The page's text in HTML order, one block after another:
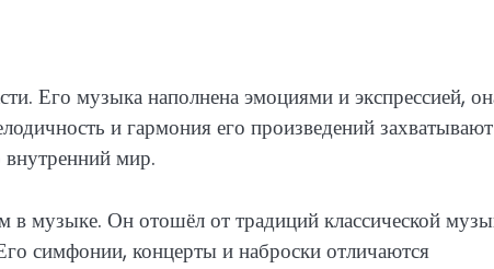
Его музыка наполнена эмоциями и экспрессией,
и гармония его произведений захватывают
мир.
музыке. Он отошёл от традиций классической
симфонии, концерты и наброски отличаются